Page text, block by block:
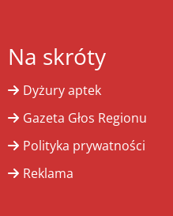
Na skróty
Dyżury aptek
Gazeta Głos Regionu
Polityka prywatności
Reklama